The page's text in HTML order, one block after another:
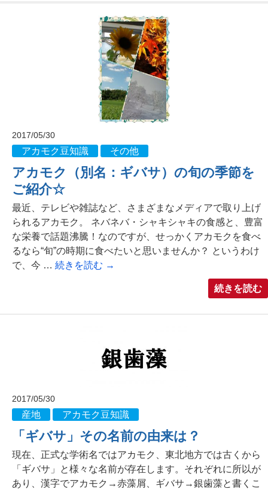
2017/05/30
アカモク豆知識 その他
アカモク（別名：ギバサ）の旬の季節を
ご紹介☆
最近、テレビや雑誌など、さまざまなメディアで取り上げ
られるアカモク。 ネバネバ・シャキシャキの食感と、豊富
な栄養で話題沸騰！なのですが、せっかくアカモクを食べ
るなら“旬”の時期に食べたいと思いませんか？ というわけ
で、今 … 続きを読む →
続きを読む
2017/05/30
産地 アカモク豆知識
「ギバサ」その名前の由来は？
現在、正式な学術名ではアカモク、東北地方では古くから
「ギバサ」と様々な名前が存在します。それぞれに所以が
あり、漢字でアカモク→赤藻屑、ギバサ→銀歯藻と書くこ